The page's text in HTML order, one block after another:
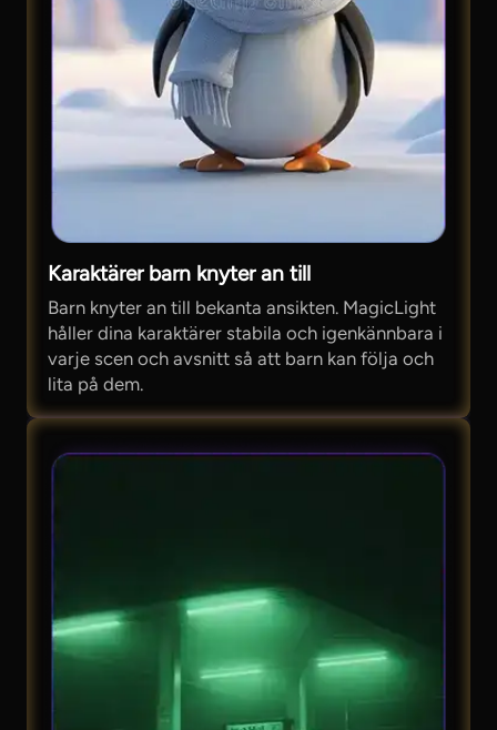
Karaktärer barn knyter an till
Barn knyter an till bekanta ansikten. MagicLight
håller dina karaktärer stabila och igenkännbara i
varje scen och avsnitt så att barn kan följa och
lita på dem.